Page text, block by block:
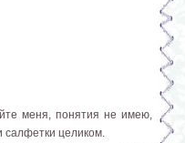
меня, понятия не имею,
целиком.